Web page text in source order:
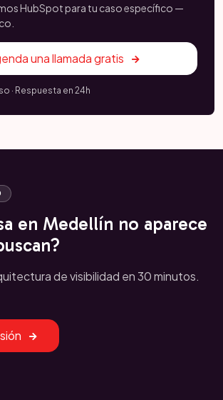
HubSpot para tu caso específico —
una llamada gratis
· Respuesta en 24h
en Medellín no aparece
de visibilidad en 30 minutos.